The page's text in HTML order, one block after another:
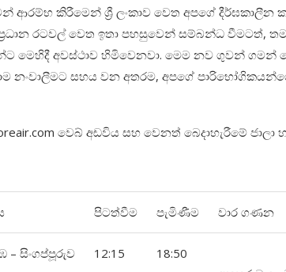
ආරම්භ කිරීමෙන් ශ්‍රී ලංකාව වෙත අපගේ
රටවල් වෙත ඉතා පහසුවෙන් සම්බන්ධ වීමටත්,
මෙහිදී අවස්ථාව හිමිවෙනවා. මෙම නව ගුවන් ගමන්
නංවාලීමට සහය වන අතරම, අපගේ
වෙබ් අඩවිය සහ වෙනත් බෙදාහැරීමේ ජාලා
පිටත්වීම පැමිණීම වාර ගණන
– සිංගප්පූරුව 12:15
18:50